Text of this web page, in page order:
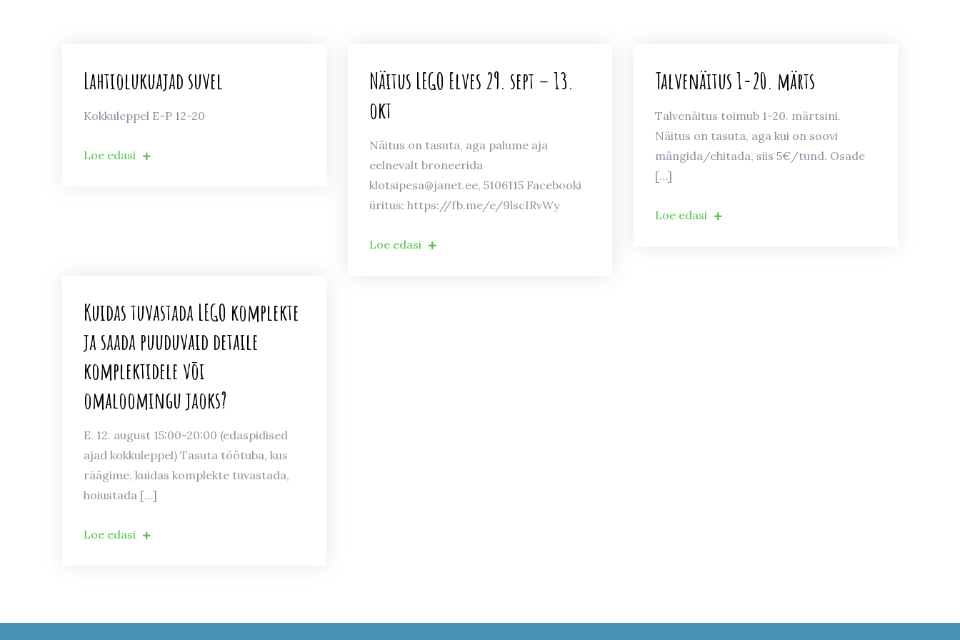
Lahtiolukuajad suvel
Kokkuleppel E-P 12-20
Loe edasi
Näitus LEGO Elves 29. sept – 13.
okt
Näitus on tasuta, aga palume aja
eelnevalt broneerida
klotsipesa@janet.ee, 5106115 Facebooki
üritus: https://fb.me/e/9lscIRvWy
Loe edasi
Talvenäitus 1-20. märts
Talvenäitus toimub 1-20. märtsini.
Näitus on tasuta, aga kui on soovi
mängida/ehitada, siis 5€/tund. Osade
[…]
Loe edasi
Kuidas tuvastada LEGO komplekte
ja saada puuduvaid detaile
komplektidele või
omaloomingu jaoks?
E. 12. august 15:00-20:00 (edaspidised
ajad kokkuleppel) Tasuta töötuba, kus
räägime, kuidas komplekte tuvastada,
hoiustada […]
Loe edasi